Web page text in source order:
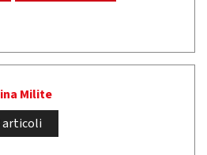
Milite
articoli